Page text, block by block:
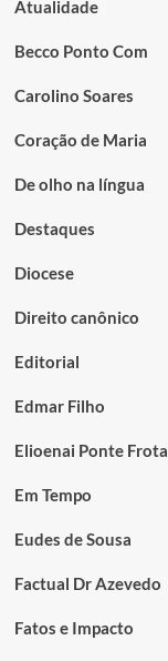
Atualidade
Becco Ponto Com
Carolino Soares
Coração de Maria
De olho na língua
Destaques
Diocese
Direito canônico
Editorial
Edmar Filho
Elioenai Ponte Frota
Em Tempo
Eudes de Sousa
Factual Dr Azevedo
Fatos e Impacto